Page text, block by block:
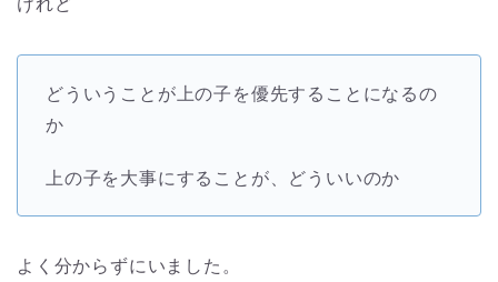
どういうことが上の子を優先することになるの
か
上の子を大事にすることが、どういいのか
よく分からずにいました。